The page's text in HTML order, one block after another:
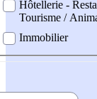
Hôtellerie -
Tourisme /
Immobilier